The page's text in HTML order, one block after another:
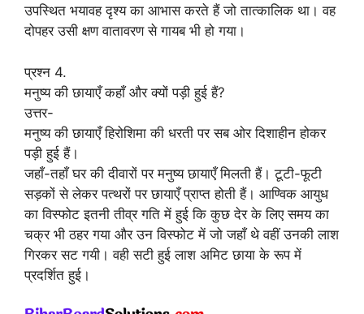
उपस्थित भयावह दृश्य का आभास करते हैं जो तात्कालिक था। वह
दोपहर उसी क्षण वातावरण से गायब भी हो गया।
प्रश्न 4.
मनुष्य की छायाएँ कहाँ और क्यों पड़ी हुई हैं?
उत्तर-
मनुष्य की छायाएँ हिरोशिमा की धरती पर सब ओर दिशाहीन होकर
पड़ी हुई हैं।
जहाँ-तहाँ घर की दीवारों पर मनुष्य छायाएँ मिलती हैं। टूटी-फूटी
सड़कों से लेकर पत्थरों पर छायाएँ प्राप्त होती हैं। आण्विक आयुध
का विस्फोट इतनी तीव्र गति में हुई कि कुछ देर के लिए समय का
चक्र भी ठहर गया और उन विस्फोट में जो जहाँ थे वहीं उनकी लाश
गिरकर सट गयी। वही सटी हुई लाश अमिट छाया के रूप में
प्रदर्शित हुई।